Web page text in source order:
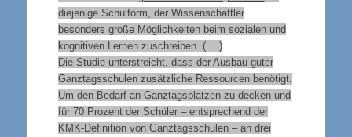
diejenige Schulform, der Wissenschaftler
besonders große Möglichkeiten beim sozialen und
kognitiven Lernen zuschreiben. (….)
Die Studie unterstreicht, dass der Ausbau guter
Ganztagsschulen zusätzliche Ressourcen benötigt.
Um den Bedarf an Ganztagsplätzen zu decken und
für 70 Prozent der Schüler – entsprechend der
KMK-Definition von Ganztagsschulen – an drei